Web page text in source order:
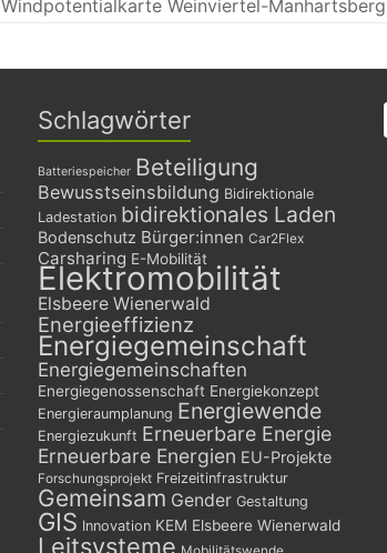
Windpotentialkarte Weinviertel-Manhartsberg
Schlagwörter
Batteriespeicher Beteiligung
Bewusstseinsbildung Bidirektionale
Ladestation bidirektionales Laden
Bodenschutz Bürger:innen Car2Flex
Carsharing E-Mobilität
Elektromobilität
Elsbeere Wienerwald
Energieeffizienz
Energiegemeinschaft
Energiegemeinschaften
Energiegenossenschaft Energiekonzept
Energieraumplanung Energiewende
Energiezukunft Erneuerbare Energie
Erneuerbare Energien EU-Projekte
Forschungsprojekt Freizeitinfrastruktur
Gemeinsam Gender Gestaltung
GIS Innovation KEM Elsbeere Wienerwald
Leitsysteme